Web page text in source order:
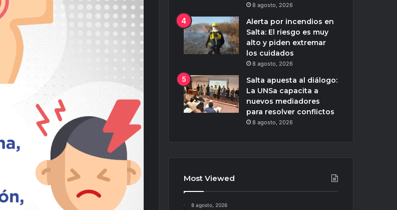
8 agosto, 2026
Alerta por incendios en
Salta: El riesgo es muy
alto y piden extremar
los cuidados
8 agosto, 2026
Salta apuesta al diálogo:
La UNSa capacita a
nuevos mediadores
para resolver conflictos
8 agosto, 2026
Most Viewed
8 agosto, 2026